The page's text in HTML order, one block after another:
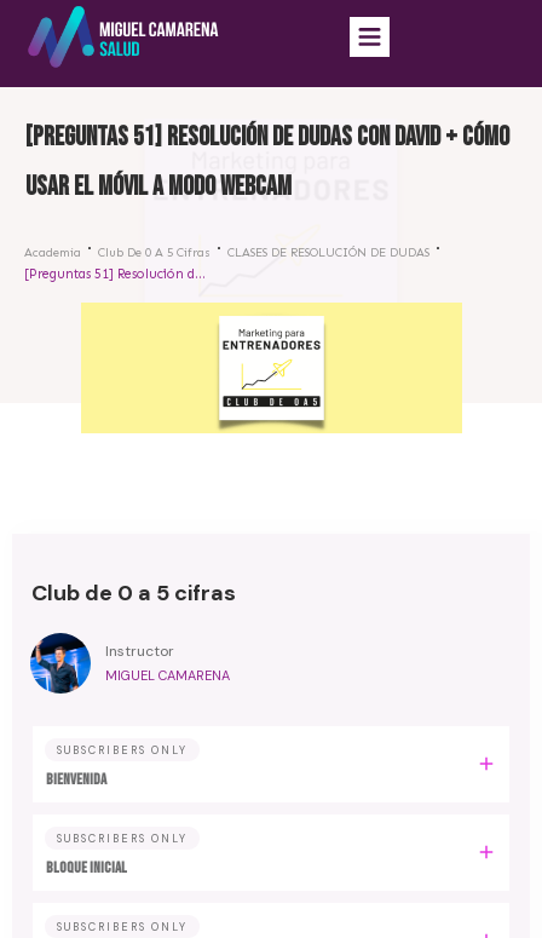
[Preguntas 51] Resolución de dudas con David + cómo
usar el móvil a modo webcam
Academia Club De 0 A 5 Cifras CLASES DE RESOLUCIÓN DE DUDAS
[Preguntas 51] Resolución de dudas con David + cómo usar el móvil a modo webcam
Club de 0 a 5 cifras
Instructor
MIGUEL CAMARENA
SUBSCRIBERS ONLY
BIENVENIDA
SUBSCRIBERS ONLY
BLOQUE INICIAL
SUBSCRIBERS ONLY